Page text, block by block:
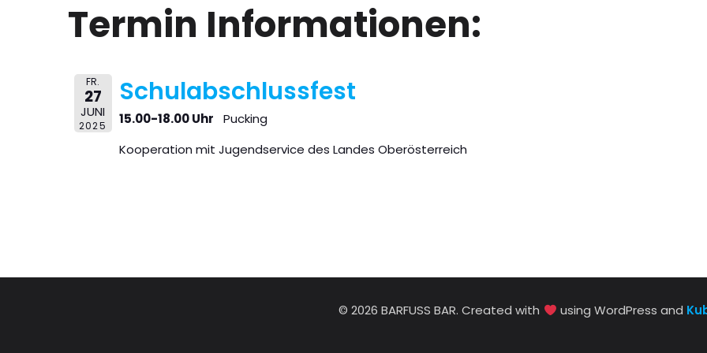
Termin Informationen:
FR.
27
JUNI
2025
Schulabschlussfest
15.00-18.00 Uhr
Pucking
Kooperation mit Jugendservice des Landes Oberösterreich
© 2026 BARFUSS BAR. Created with using WordPress and